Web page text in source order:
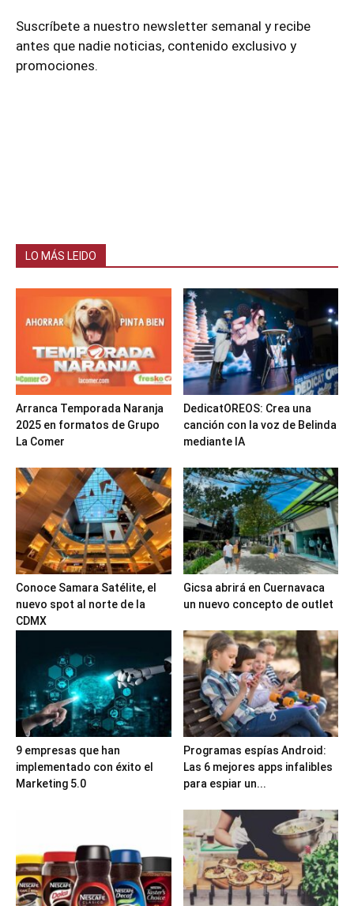
Suscríbete a nuestro newsletter semanal y recibe
antes que nadie noticias, contenido exclusivo y
promociones.
LO MÁS LEIDO
Arranca Temporada Naranja
2025 en formatos de Grupo
La Comer
DedicatOREOS: Crea una
canción con la voz de Belinda
mediante IA
Conoce Samara Satélite, el
nuevo spot al norte de la
CDMX
Gicsa abrirá en Cuernavaca
un nuevo concepto de outlet
9 empresas que han
implementado con éxito el
Marketing 5.0
Programas espías Android:
Las 6 mejores apps infalibles
para espiar un...